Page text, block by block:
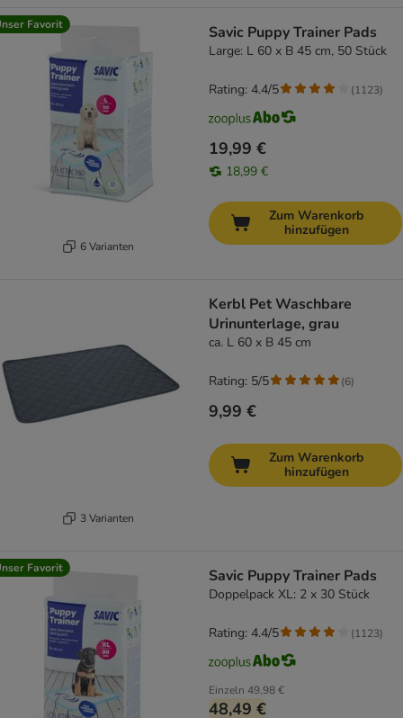
Favorit
6 Varianten
Savic Puppy Trainer Pads
Large: L 60 x B 45 cm, 50 Stück
19,99 €
18,99 €
Rating: 4.4/5 (1123)
Zum Warenkorb
hinzufügen
3 Varianten
Kerbl Pet Waschbare
Urinunterlage, grau
ca. L 60 x B 45 cm
9,99 €
Rating: 5/5 (6)
Zum Warenkorb
hinzufügen
Favorit Savic Puppy Trainer Pads
Doppelpack XL: 2 x 30 Stück
Einzeln 49,98 €
48,49 €
Rating: 4.4/5 (1123)